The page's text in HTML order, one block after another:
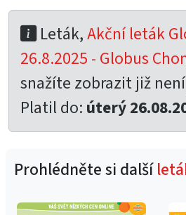
Leták,Akční leták
26.8.2025 - Globus
snažíte zobrazit již
Platil do: úterý
Prohlédněte si další